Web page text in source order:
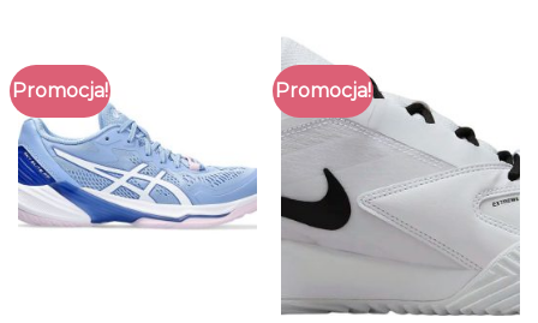
Promocja! Promocja!